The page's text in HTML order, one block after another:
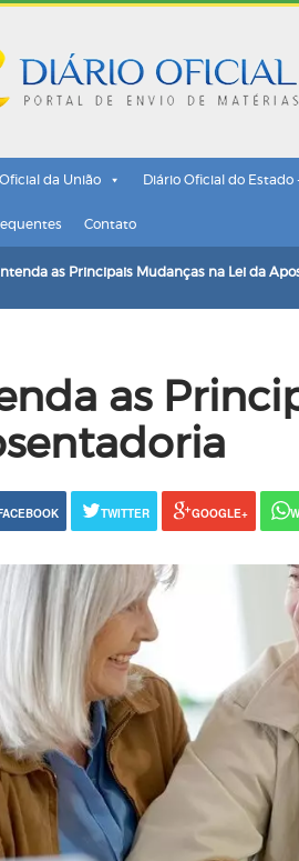
da União Diário Oficial do Estado
Contato
as Principais Mudanças na Lei da
as
TWITTER GOOGLE+